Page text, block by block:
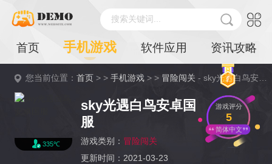
搜索关键词...
首页 手机游戏 软件应用 资讯攻略
您当前位置：首页 > >手机游戏 > > 冒险闯关 - sky光遇白鸟安卓国服详情
335℃
sky光遇白鸟安卓国
服
游戏类别： 冒险闯关
更新时间：2021-03-23
游戏评分
5
简体中文